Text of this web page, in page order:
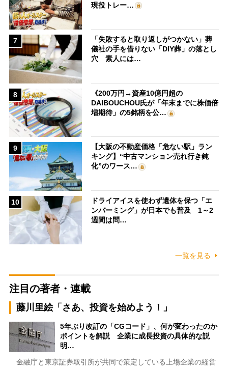
現役トレー…
7
「失敗すると取り返しがつかない」葬
儀社の手を借りない「DIY葬」の落とし
穴 素人には…
8
《200万円→資産10億円超の
DAIBOUCHOU氏が「年末までに株価倍
増期待」の5銘柄を公…
9
【大阪の不動産価格「危ない駅」ラン
キング】“中古マンション売れ行き鈍
化”のワース…
10
ドライアイスを使わず遺体を保つ「エ
ンバーミング」が日本でも普及 1～2
週間は問…
一覧を見る
注目の著者・連載
藤川里絵「さあ、投資を始めよう！」
5年ぶり改訂の「CGコード」、何が変わったのか
ポイントを解説 企業に成長投資の具体的な説
明…
金融庁と東京証券取引所が共同で策定している上場企業の経営